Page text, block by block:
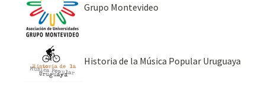
Grupo Montevideo
Historia de la Música Popular Uruguaya